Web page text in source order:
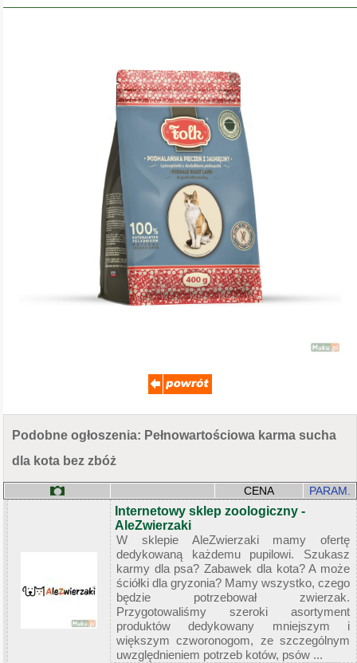
Podobne ogłoszenia: Pełnowartościowa karma sucha
dla kota bez zbóż
CENA PARAM.
Internetowy sklep zoologiczny -
AleZwierzaki
W sklepie AleZwierzaki mamy ofertę
dedykowaną każdemu pupilowi. Szukasz
karmy dla psa? Zabawek dla kota? A może
ściółki dla gryzonia? Mamy wszystko, czego
będzie potrzebował zwierzak.
Przygotowaliśmy szeroki asortyment
produktów dedykowany mniejszym i
większym czworonogom, ze szczególnym
uwzględnieniem potrzeb kotów, psów ...